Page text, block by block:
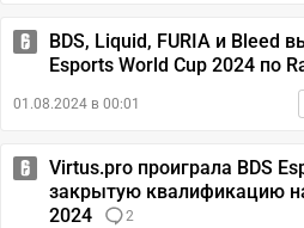
BDS, Liquid, FURIA и Bleed
Esports World Cup 2024 по
01.08.2024 в 00:01
Virtus.pro проиграла BDS
закрытую квалификацию
2024
2